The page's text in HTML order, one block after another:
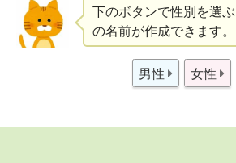
下のボタンで性別を選
の名前が作成できます。
男性 女性